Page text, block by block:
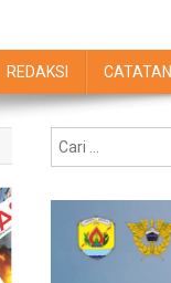
REDAKSI CATATAN